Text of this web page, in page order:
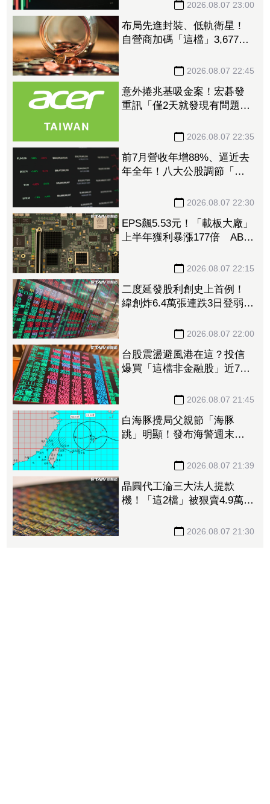
2026.08.07 23:00
布局先進封裝、低軌衛星！
自營商加碼「這檔」3,677萬
2026.08.07 22:45
意外捲兆基吸金案！宏碁發
重訊「僅2天就發現有問題」
2026.08.07 22:35
前7月營收年增88%、逼近去
年全年！八大公股調節「這
2026.08.07 22:30
EPS飆5.53元！「載板大廠」
上半年獲利暴漲177倍 ABF
2026.08.07 22:15
二度延發股利創史上首例！
緯創炸6.4萬張連跌3日登弱勢
2026.08.07 22:00
台股震盪避風港在這？投信
爆買「這檔非金融股」近7千
2026.08.07 21:45
白海豚攪局父親節「海豚
跳」明顯！發布海警週末影
2026.08.07 21:39
晶圓代工淪三大法人提款
機！「這2檔」被狠賣4.9萬
2026.08.07 21:30